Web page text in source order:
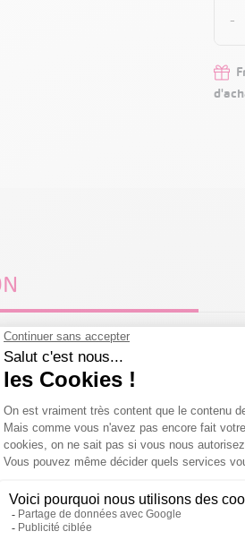
-
jetablesne peut qu'être appréciée.
à une nuit réparatrice tout en
des bruits intempestifs.
discrétion et bien-être, offrant aux